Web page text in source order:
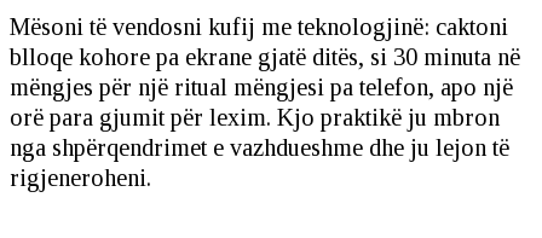
Mësoni të vendosni kufij me teknologjinë: caktoni
blloqe kohore pa ekrane gjatë ditës, si 30 minuta në
mëngjes për një ritual mëngjesi pa telefon, apo një
orë para gjumit për lexim. Kjo praktikë ju mbron
nga shpërqendrimet e vazhdueshme dhe ju lejon të
rigjeneroheni.